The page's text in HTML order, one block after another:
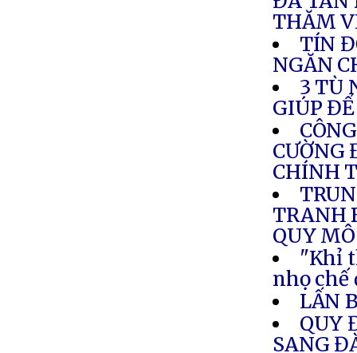
THĂM
TÍN
NGĂN
3 TÙ
GIÚP
CƯỜNG
CHÍNH
TRANH
QUY MÔ
"Khỉ
nhọ chế
LẤN
QUY
SANG